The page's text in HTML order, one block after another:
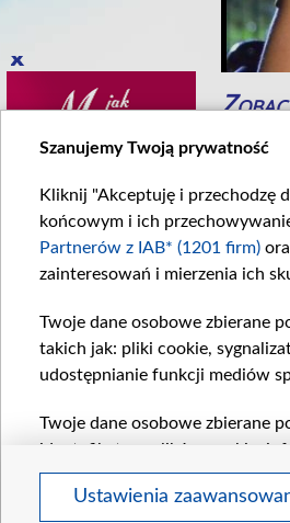
potoczy się...
W
Szanujemy Twoją prywatność
Kliknij "Akceptuję i przechodzę
końcowym i ich
Partnerów z IAB* (1201 firm)
zainteresowań i mierzenia ich
Twoje dane osobowe zbierane
takich jak: pliki cookie,
udostępnianie funkcji mediów
Twoje dane osobowe zbierane
identyfikatory plików cookie,
pozostałychZaufanych
wyboru spersonalizowanych
Ustawienia